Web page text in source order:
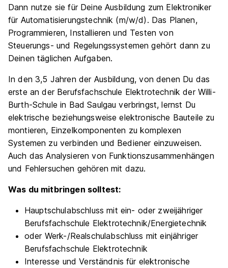
Automatisierungstechnik (m/w/d)
KNOLL
Maschinenbau GmbH
01.09.2026
88348 Bad Saulgau
Video
Ähnliche Stellen
Elektroniker (w/m/d) für
Automatisierungstechnik 2027
Siemens AG
01.09.2027
70565 Stuttgart
Dann nutze sie für Deine Ausbildung zum Elektroniker
für Automatisierungstechnik (m/w/d). Das Planen,
Programmieren, Installieren und Testen von
Steuerungs- und Regelungssystemen gehört dann zu
Deinen täglichen Aufgaben.
In den 3,5 Jahren der Ausbildung, von denen Du das
erste an der Berufsfachschule Elektrotechnik der Willi-
Burth-Schule in Bad Saulgau verbringst, lernst Du
elektrische beziehungsweise elektronische Bauteile zu
montieren, Einzelkomponenten zu komplexen
Systemen zu verbinden und Bediener einzuweisen.
Auch das Analysieren von Funktionszusammenhängen
und Fehlersuchen gehören mit dazu.
Was du mitbringen solltest:
Hauptschulabschluss mit ein- oder zweijähriger
Berufsfachschule Elektrotechnik/Energietechnik
oder Werk-/Realschulabschluss mit einjähriger
Berufsfachschule Elektrotechnik
Interesse und Verständnis für elektronische